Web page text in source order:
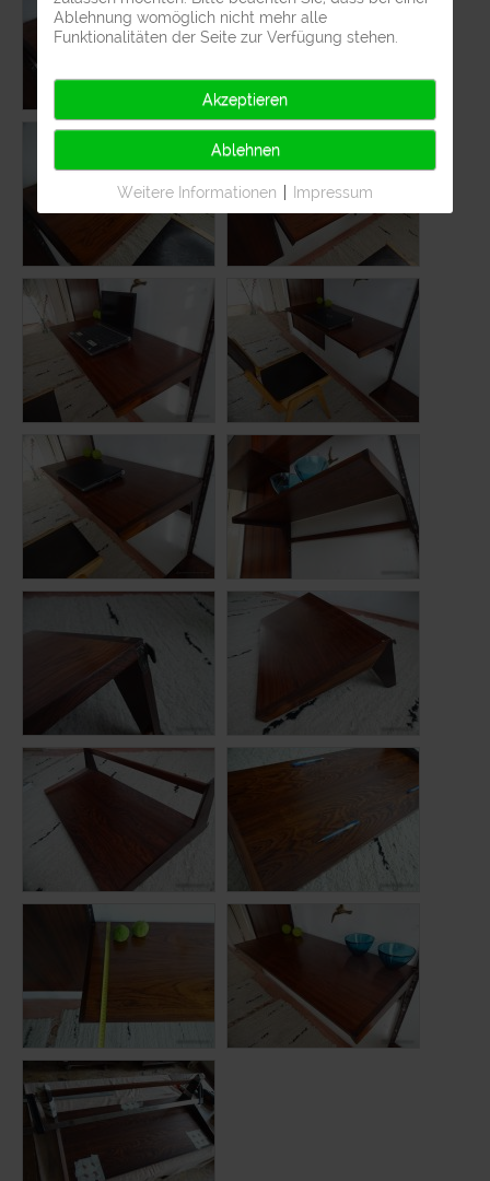
Ablehnung womöglich nicht mehr alle
Funktionalitäten der Seite zur Verfügung stehen.
Akzeptieren
Ablehnen
Weitere Informationen Impressum